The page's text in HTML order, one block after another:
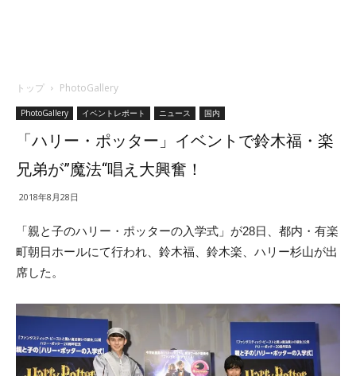
トップ PhotoGallery
PhotoGallery イベントレポート ニュース 国内
「ハリー・ポッター」イベントで鈴木福・楽
兄弟が”魔法“唱え大興奮！
2018年8月28日
「親と子のハリー・ポッターの入学式」が28日、都内・有楽
町朝日ホールにて行われ、鈴木福、鈴木楽、ハリー杉山が出
席した。